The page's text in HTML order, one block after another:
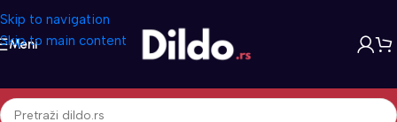
Skip to navigation
Skip to main content
Meni